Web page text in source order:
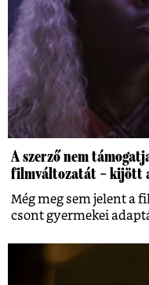
A szerző nem
filmváltozatát – kijött
Még meg sem jelent a
csont gyermekei